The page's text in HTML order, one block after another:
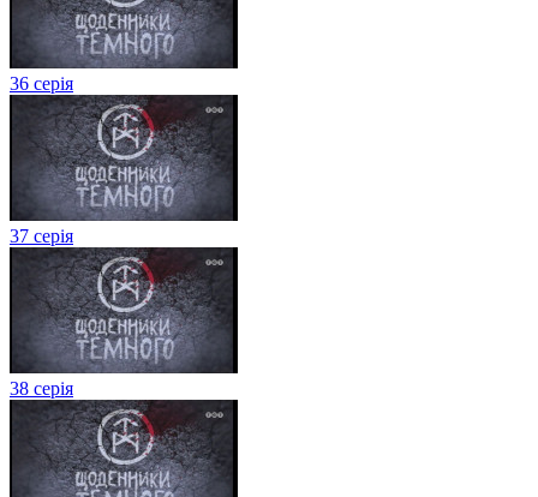
36 серія
37 серія
38 серія